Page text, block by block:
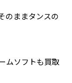
のままタンスの
ムソフトも買取